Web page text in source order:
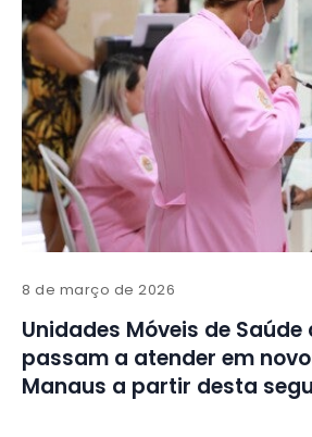
8 de março de 2026
Unidades Móveis de Saúde
passam a atender em
Manaus a partir desta